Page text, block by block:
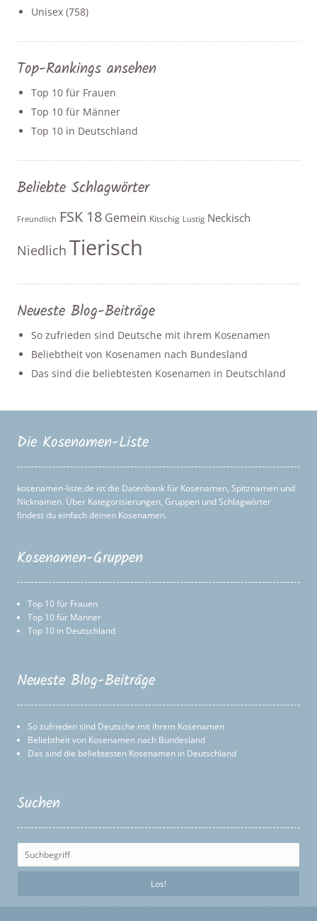
Unisex (758)
Top-Rankings ansehen
Top 10 für Frauen
Top 10 für Männer
Top 10 in Deutschland
Beliebte Schlagwörter
Freundlich FSK 18 Gemein Kitschig Lustig Neckisch
Niedlich Tierisch
Neueste Blog-Beiträge
So zufrieden sind Deutsche mit ihrem Kosenamen
Beliebtheit von Kosenamen nach Bundesland
Das sind die beliebtesten Kosenamen in Deutschland
Die Kosenamen-Liste
kosenamen-liste.de ist die Datenbank für Kosenamen, Spitznamen und
Nicknamen. Über Kategorisierungen, Gruppen und Schlagwörter
findest du einfach deinen Kosenamen.
Kosenamen-Gruppen
Top 10 für Frauen
Top 10 für Männer
Top 10 in Deutschland
Neueste Blog-Beiträge
So zufrieden sind Deutsche mit ihrem Kosenamen
Beliebtheit von Kosenamen nach Bundesland
Das sind die beliebtesten Kosenamen in Deutschland
Suchen